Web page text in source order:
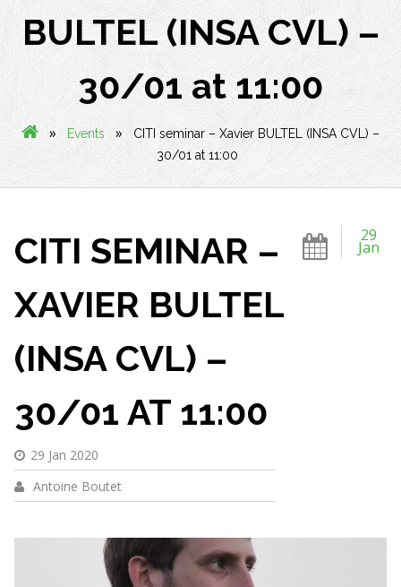
BULTEL (INSA CVL) –
30/01 at 11:00
» Events »
CITI seminar – Xavier BULTEL (INSA CVL) –
30/01 at 11:00
29
Jan
CITI SEMINAR –
XAVIER BULTEL
(INSA CVL) –
30/01 AT 11:00
29 Jan 2020
Antoine Boutet